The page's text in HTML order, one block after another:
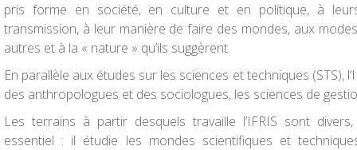
pris forme en société, en culture et en politique, à
transmission, à leur manière de faire des mondes, aux
autres et à la « nature » qu’ils suggèrent.
En parallèle aux études sur les sciences et techniques (STS),
des anthropologues et des sociologues, les sciences de
Les terrains à partir desquels travaille l’IFRIS sont
essentiel : il étudie les mondes scientifiques et